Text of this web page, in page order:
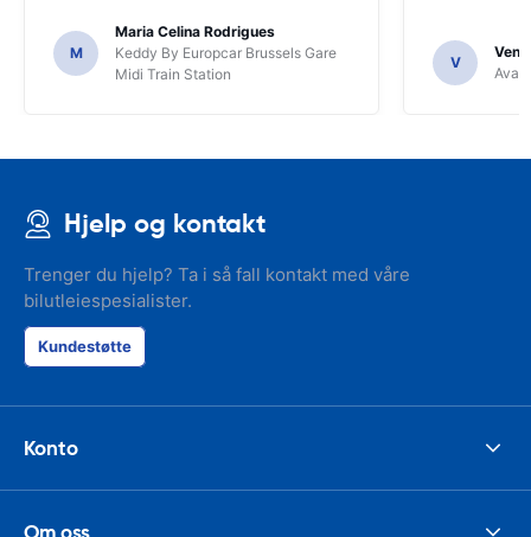
M
Maria Celina Rodrigues
Keddy By Europcar Brussels Gare
Midi Train Station
V
Hjelp og kontakt
Trenger du hjelp? Ta i så fall kontakt med våre
bilutleiespesialister.
Kundestøtte
Konto
Om oss